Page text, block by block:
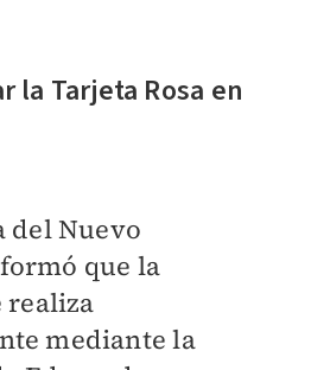
la Tarjeta Rosa en
del Nuevo
que la
realiza
mediante la